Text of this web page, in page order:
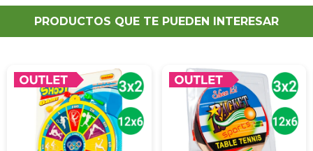
PRODUCTOS QUE TE PUEDEN INTERESAR